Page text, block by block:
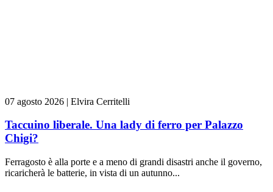
07 agosto 2026 | Elvira Cerritelli
Taccuino liberale. Una lady di ferro per Palazzo
Chigi?
Ferragosto è alla porte e a meno di grandi disastri anche il governo,
ricaricherà le batterie, in vista di un autunno...